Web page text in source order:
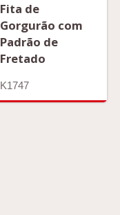
Fita de
Gorgurão com
Padrão de
Fretado
K1747